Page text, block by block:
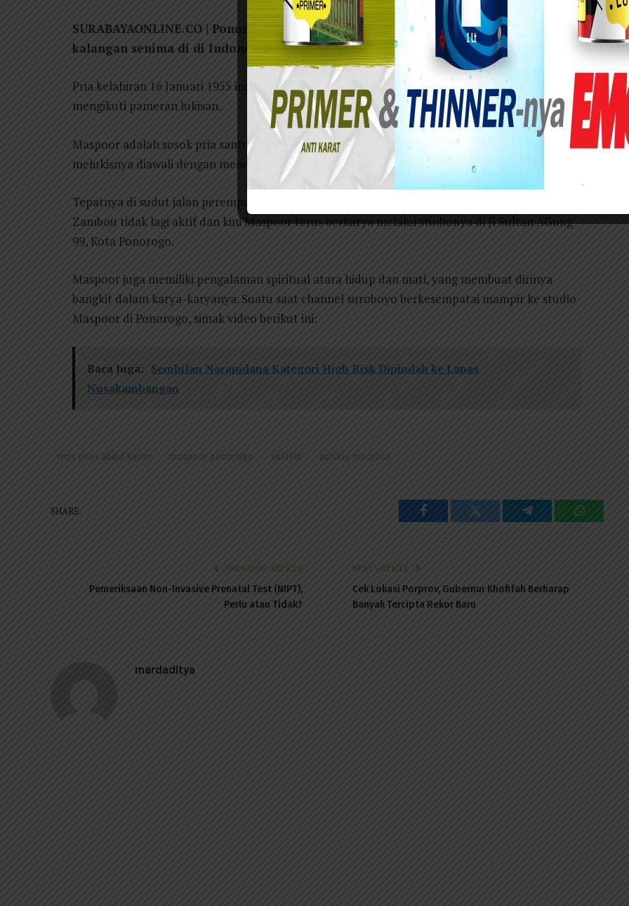
SURABAYAONLINE.CO | Ponorogo – Maspoor atau Mas Poor Abdul Karim bagi
kalangan senima di di Indonesia, khususnya di Jatim sudah tidak asing lagi.
Pria kelahiran 16 Januari 1955 ini tinggal di Ponorogo dan sudah melalang buana dalam
mengikuti pameran lukisan.
Maspoor adalah sosok pria santun dan redah hati belajar melukis sendiri atau otodidak. Karir
melukisnya diawali dengan mendirikan sanggar Shor Zambou.
Tepatnya di sudut jalan perempatan lampu merah Tonatan, Kota Ponorogo. Kini sanggar Shor
Zambou tidak lagi aktif dan kini Maspoor terus berkarya melalui studionya di Jl Sultan AGung
99, Kota Ponorogo.
Maspoor juga memiliki pengalaman spiritual atara hidup dan mati, yang membuat dirinya
bangkit dalam karya-karyanya. Suatu saat channel suroboyo berkesempatai mampir ke studio
Maspoor di Ponorogo, simak video berikut ini:
Baca Juga: Sembilan Narapidana Kategori High Risk Dipindah ke Lapas
Nusakambangan
mas poor abdul karim maspoor ponorogo pelukis pelukis maspoor
SHARE.
Facebook Twitter Telegram
PREVIOUS ARTICLE
Pemeriksaan Non-Invasive Prenatal Test (NIPT),
Perlu atau Tidak?
NEXT ARTICLE
Cek Lokasi Porprov, Gubernur Khofifah Berharap
Banyak Tercipta Rekor Baru
mardaditya